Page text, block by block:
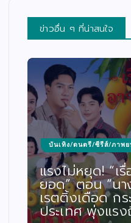
ข่าวอื่น ๆ ที่น่าสนใจ
บันเทิง/ดนตรี/ซีรีส์/ภาพย
“บอย เจตนิพัท
ดาวดวงใหม่! ซี
แดง” ค้นหานัก
สามารถ พร้อม
ประเทศร่วมตัด